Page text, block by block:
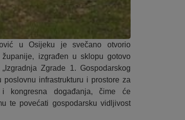
u Osijeku je svečano otvorio
županije, izgrađen u sklopu gotovo
Zgrade 1. Gospodarskog
infrastrukturu i prostore za
i kongresna događanja, čime će
te povećati gospodarsku vidljivost